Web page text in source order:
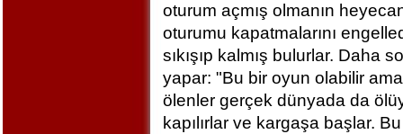
oturum açmış olmanın
oturumu kapatmalarını
sıkışıp kalmış bulurlar. Daha
yapar: "Bu bir oyun olabilir
ölenler gerçek dünyada da
kapılırlar ve kargaşa başlar.